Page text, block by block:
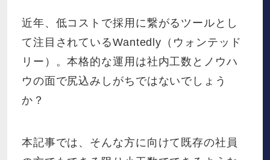
近年、低コストで採用に繋がるツールとし
て注目されているWantedly（ウォンテッド
リー）。本格的な運用は社内工数とノウハ
ウの面で尻込みしがちではないでしょう
か？
本記事では、そんな方に向けて既存の社員